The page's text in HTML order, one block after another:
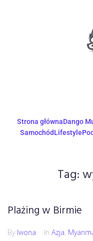
Strona głównaDango
SamochódLifestyle
Tag:
Plażing w Birmie
By Iwona In Azja,